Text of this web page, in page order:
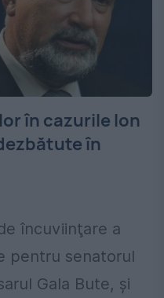
în cazurile Ion
în
încuviinţare a
pentru senatorul
Gala Bute, şi